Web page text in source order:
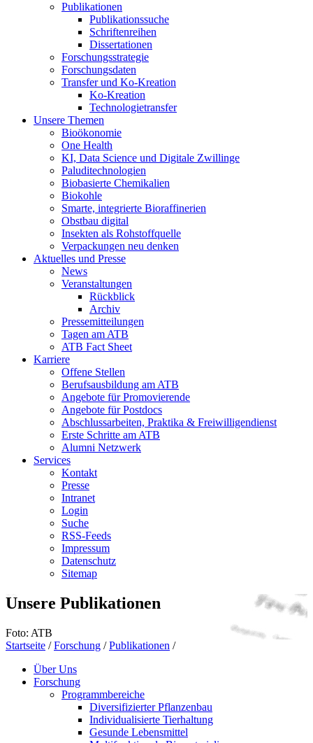
Publikationen
Publikationssuche
Schriftenreihen
Dissertationen
Forschungsstrategie
Forschungsdaten
Transfer und Ko-Kreation
Ko-Kreation
Technologietransfer
Unsere Themen
Bioökonomie
One Health
KI, Data Science und Digitale Zwillinge
Paluditechnologien
Biobasierte Chemikalien
Biokohle
Smarte, integrierte Bioraffinerien
Obstbau digital
Insekten als Rohstoffquelle
Verpackungen neu denken
Aktuelles und Presse
News
Veranstaltungen
Rückblick
Archiv
Pressemitteilungen
Tagen am ATB
ATB Fact Sheet
Karriere
Offene Stellen
Berufsausbildung am ATB
Angebote für Promovierende
Angebote für Postdocs
Abschlussarbeiten, Praktika & Freiwilligendienst
Erste Schritte am ATB
Alumni Netzwerk
Services
Kontakt
Presse
Intranet
Login
Suche
RSS-Feeds
Impressum
Datenschutz
Sitemap
Unsere Publikationen
Foto: ATB
Startseite / Forschung / Publikationen /
Über Uns
Forschung
Programmbereiche
Diversifizierter Pflanzenbau
Individualisierte Tierhaltung
Gesunde Lebensmittel